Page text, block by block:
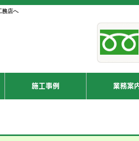
務店へ
施工事例 業務案